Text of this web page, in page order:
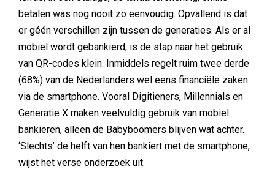
betalen was nog nooit zo eenvoudig. Opvallend is dat
er géén verschillen zijn tussen de generaties. Als er al
mobiel wordt gebankierd, is de stap naar het gebruik
van QR-codes klein. Inmiddels regelt ruim twee derde
(68%) van de Nederlanders wel eens financiële zaken
via de smartphone. Vooral Digitieners, Millennials en
Generatie X maken veelvuldig gebruik van mobiel
bankieren, alleen de Babyboomers blijven wat achter.
‘Slechts’ de helft van hen bankiert met de smartphone,
wijst het verse onderzoek uit.